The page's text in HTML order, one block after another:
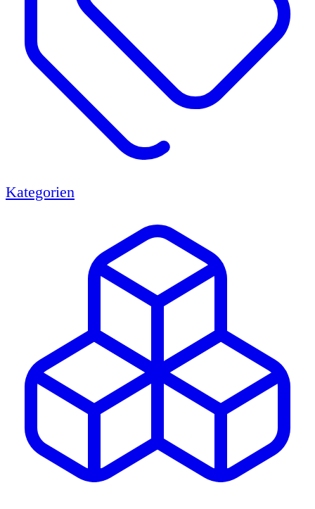
Kategorien